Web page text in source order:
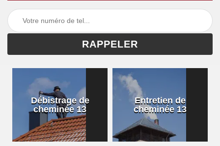
Débistrage de
cheminée 13
Entretien de
cheminée 13